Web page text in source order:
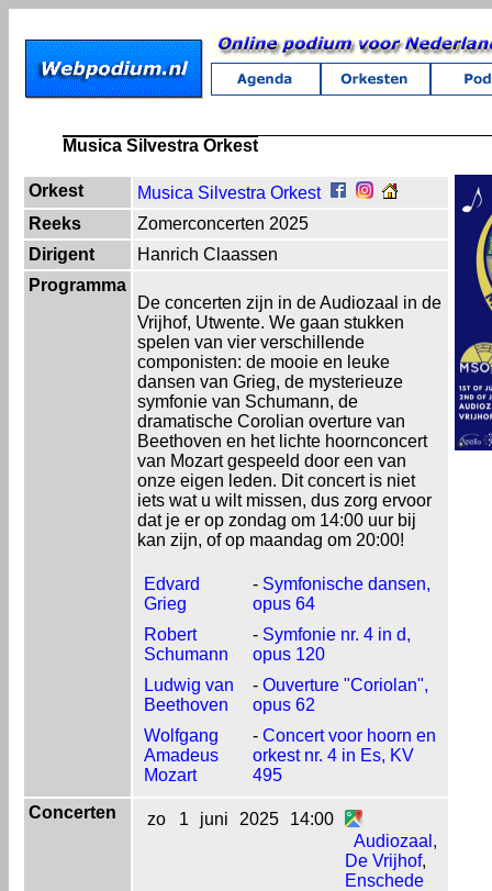
Musica Silvestra Orkest
Orkest
Musica Silvestra Orkest
Reeks
Zomerconcerten 2025
Dirigent
Hanrich Claassen
Programma
De concerten zijn in de Audiozaal in de
Vrijhof, Utwente. We gaan stukken
spelen van vier verschillende
componisten: de mooie en leuke
dansen van Grieg, de mysterieuze
symfonie van Schumann, de
dramatische Corolian overture van
Beethoven en het lichte hoornconcert
van Mozart gespeeld door een van
onze eigen leden. Dit concert is niet
iets wat u wilt missen, dus zorg ervoor
dat je er op zondag om 14:00 uur bij
kan zijn, of op maandag om 20:00!
Edvard
Grieg
- Symfonische dansen,
opus 64
Robert
Schumann
- Symfonie nr. 4 in d,
opus 120
Ludwig van
Beethoven
- Ouverture "Coriolan",
opus 62
Wolfgang
Amadeus
Mozart
- Concert voor hoorn en
orkest nr. 4 in Es, KV
495
Concerten
zo 1 juni 2025
14:00
Audiozaal,
De Vrijhof,
Enschede